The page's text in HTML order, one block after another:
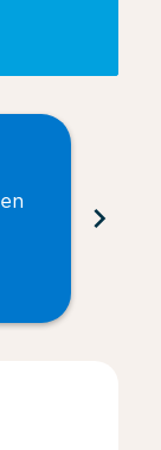
chevron_right